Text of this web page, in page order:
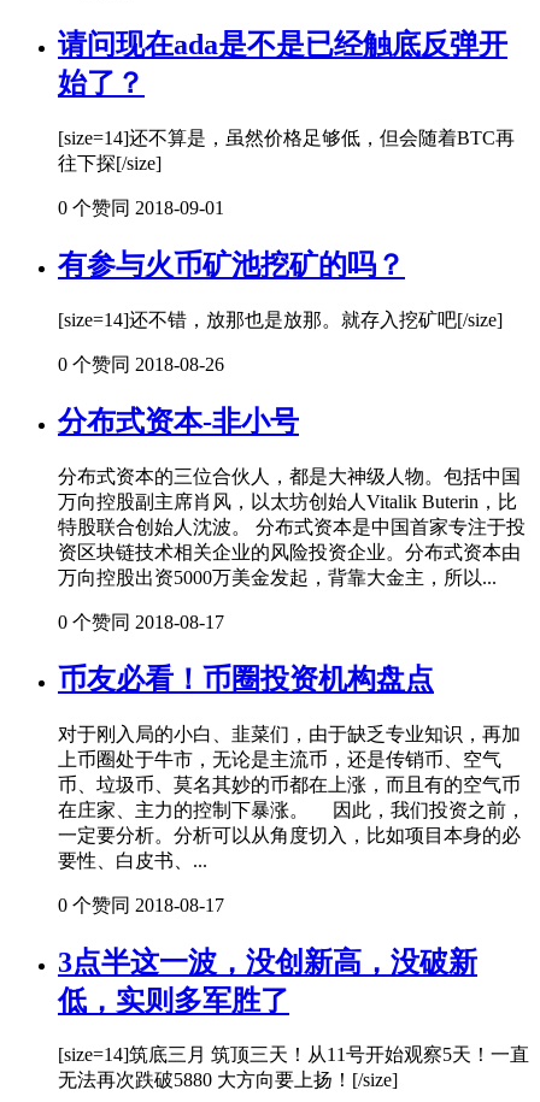
请问现在ada是不是已经触底反弹开
始了？
[size=14]还不算是，虽然价格足够低，但会随着BTC再
往下探[/size]
0 个赞同 2018-09-01
有参与火币矿池挖矿的吗？
[size=14]还不错，放那也是放那。就存入挖矿吧[/size]
0 个赞同 2018-08-26
分布式资本-非小号
分布式资本的三位合伙人，都是大神级人物。包括中国
万向控股副主席肖风，以太坊创始人Vitalik Buterin，比
特股联合创始人沈波。 分布式资本是中国首家专注于投
资区块链技术相关企业的风险投资企业。分布式资本由
万向控股出资5000万美金发起，背靠大金主，所以...
0 个赞同 2018-08-17
币友必看！币圈投资机构盘点
对于刚入局的小白、韭菜们，由于缺乏专业知识，再加
上币圈处于牛市，无论是主流币，还是传销币、空气
币、垃圾币、莫名其妙的币都在上涨，而且有的空气币
在庄家、主力的控制下暴涨。 因此，我们投资之前，
一定要分析。分析可以从角度切入，比如项目本身的必
要性、白皮书、...
0 个赞同 2018-08-17
3点半这一波，没创新高，没破新
低，实则多军胜了
[size=14]筑底三月 筑顶三天！从11号开始观察5天！一直
无法再次跌破5880 大方向要上扬！[/size]